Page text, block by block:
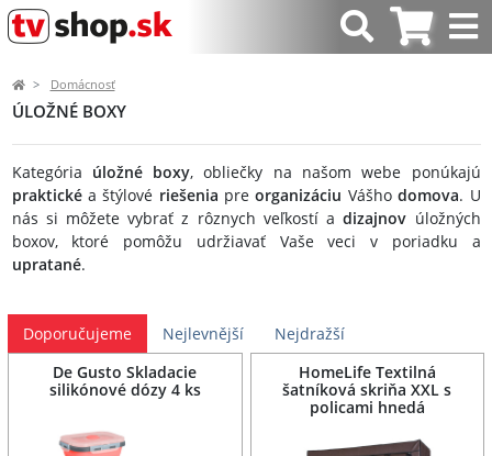
Domácnosť
ÚLOŽNÉ BOXY
Kategória úložné boxy, obliečky na našom webe ponúkajú
praktickéa štýlové riešenia preorganizáciu Vášhodomova. U
nás si môžete vybrať z rôznych veľkostí adizajnov úložných
boxov, ktoré pomôžu udržiavať Vaše veci v poriadku a
upratané.
Doporučujeme Nejlevnější
Nejdražší
De Gusto Skladacie
silikónové dózy 4 ks
HomeLife Textilná
šatníková skriňa XXL s
policami hnedá